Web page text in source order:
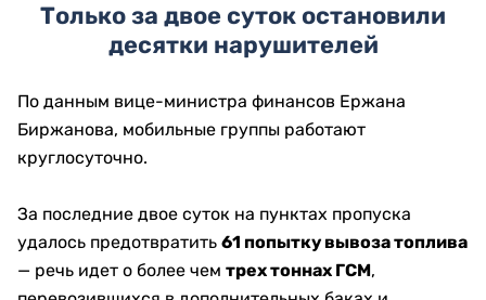
Только за двое суток остановили
десятки нарушителей
По данным вице-министра финансов Ержана
Биржанова, мобильные группы работают
круглосуточно.
За последние двое суток на пунктах пропуска
удалось предотвратить 61 попытку вывоза топлива
— речь идет о более чем трех тоннах ГСМ,